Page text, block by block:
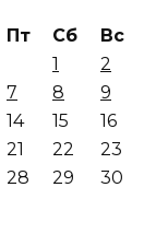
Пт Сб
Вс
1
2
7 8
9
14 15
16
21 22
23
28 29
30